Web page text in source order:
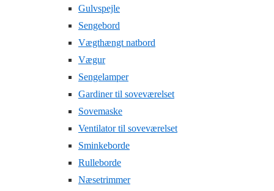
Gulvspejle
Sengebord
Vægthængt natbord
Vægur
Sengelamper
Gardiner til soveværelset
Sovemaske
Ventilator til soveværelset
Sminkeborde
Rulleborde
Næsetrimmer